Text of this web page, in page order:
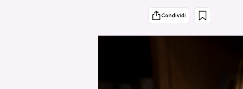
Altrecose
Condividi